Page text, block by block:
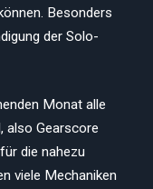
Besonders
der Solo-
Monat alle
also Gearscore
die nahezu
viele Mechaniken